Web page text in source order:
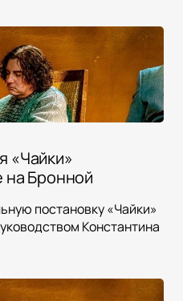
«Чайки»
на Бронной
постановку «Чайки»
Константина